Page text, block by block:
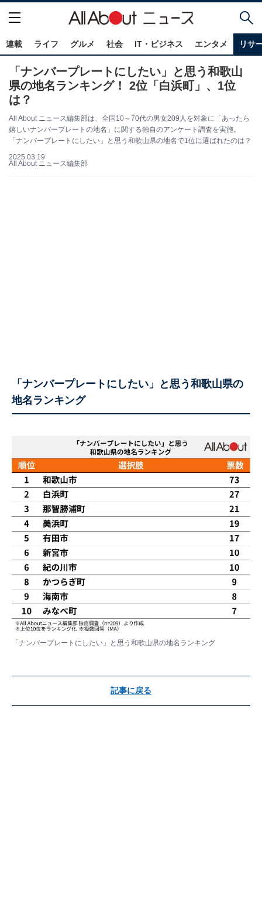
連載 ライフ グルメ 社会 IT・ビジネス エンタメ リサ
「ナンバープレートにしたい」と思う和歌山
県の地名ランキング！ 2位「白浜町」、1位
は？
All About ニュース編集部は、全国10～70代の男女209人を対象に「あったら
嬉しいナンバープレートの地名」に関する独自のアンケート調査を実施。
「ナンバープレートにしたい」と思う和歌山県の地名で1位に選ばれたのは？
2025.03.19
All About ニュース編集部
「ナンバープレートにしたい」と思う和歌山県の
地名ランキング
「ナンバープレートにしたい」と思う和歌山県の地名ランキング
記事に戻る